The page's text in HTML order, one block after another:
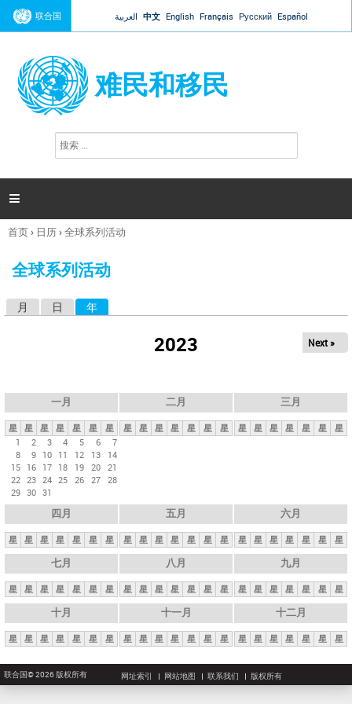
Jump to navigation
联合国 العربية 中文 English Français Русский Español
难民和移民
搜
索

你
这
首页› 日历›全球系列活动
全球系列活动
月 日 年
2023 Next »
一月
星 星 星 星 星 星
星
1
2 3 4 5 6
7
8
9 10 11 12 13
14
15 16 17 18 19 20 21
22 23 24 25 26 27 28
29 30 31
二月
星 星 星 星 星 星 星
三月
星 星 星 星 星 星 星
四月
星 星 星 星 星 星 星
五月
星 星 星 星 星 星 星
六月
星 星 星 星 星 星 星
七月
星 星 星 星 星 星 星
八月
星 星 星 星 星 星 星
九月
星 星 星 星 星 星 星
十月
星 星 星 星 星 星 星
十一月
星 星 星 星 星 星 星
十二月
星 星 星 星 星 星 星
联合国© 2026 版权所有 网址索引 网站地图 联系我们 版权所有